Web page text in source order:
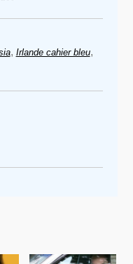
, Irlande cahier bleu,